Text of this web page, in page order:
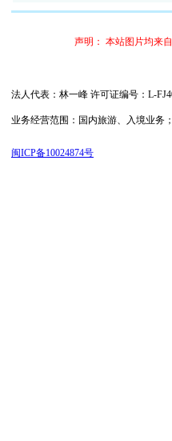
声明： 本站图片均来
法人代表：林一峰 许可证编号：L-
业务经营范围：国内旅游、入境业
闽ICP备10024874号